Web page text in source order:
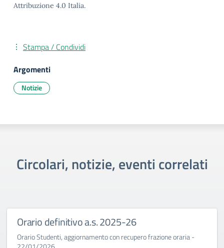
Attribuzione 4.0 Italia.
Stampa / Condividi
Argomenti
Notizie
Circolari, notizie, eventi correlati
Orario definitivo a.s. 2025-26
Orario Studenti, aggiornamento con recupero frazione oraria -